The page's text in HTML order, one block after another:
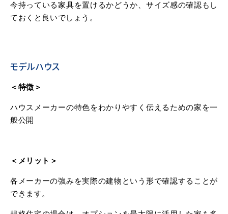
今持っている家具を置けるかどうか、サイズ感の確認もし
ておくと良いでしょう。
モデルハウス
＜特徴＞
ハウスメーカーの特色をわかりやすく伝えるための家を一
般公開
＜メリット＞
各メーカーの強みを実際の建物という形で確認することが
できます。